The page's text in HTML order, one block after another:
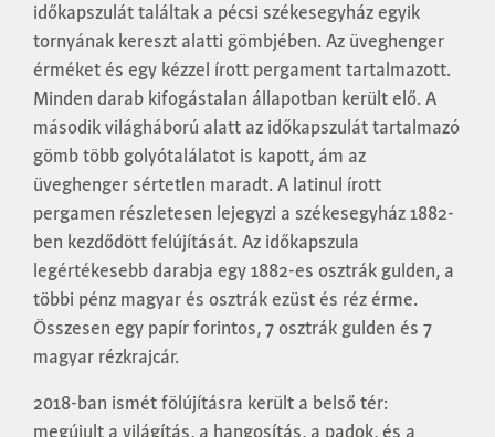
időkapszulát találtak a pécsi székesegyház egyik
tornyának kereszt alatti gömbjében. Az üveghenger
érméket és egy kézzel írott pergament tartalmazott.
Minden darab kifogástalan állapotban került elő. A
második világháború alatt az időkapszulát tartalmazó
gömb több golyótalálatot is kapott, ám az
üveghenger sértetlen maradt. A latinul írott
pergamen részletesen lejegyzi a székesegyház 1882-
ben kezdődött felújítását. Az időkapszula
legértékesebb darabja egy 1882-es osztrák gulden, a
többi pénz magyar és osztrák ezüst és réz érme.
Összesen egy papír forintos, 7 osztrák gulden és 7
magyar rézkrajcár.
2018-ban ismét fölújításra került a belső tér:
megújult a világítás, a hangosítás, a padok, és a